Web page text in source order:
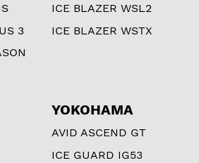
3
ICE BLAZER WSL2
ICE BLAZER WSTX
YOKOHAMA
AVID ASCEND GT
ICE GUARD IG53